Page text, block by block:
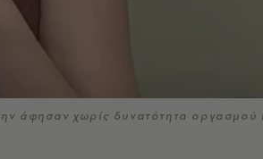
άφησαν χωρίς δυνατότητα οργασμού